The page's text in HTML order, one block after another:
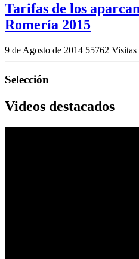
Tarifas de los
Romería 2015
9 de Agosto de 2014 55762 Visitas
Selección
Videos destacados